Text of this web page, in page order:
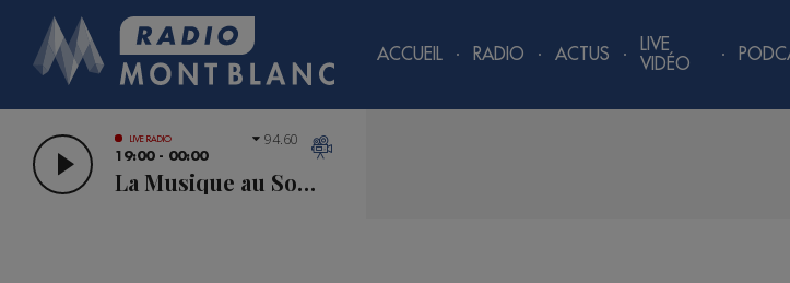
ACCUEIL RADIO ACTUS
LIVE
VIDÉO
LIVE RADIO
19:00 - 00:00
La Musique au Sommet
94.60